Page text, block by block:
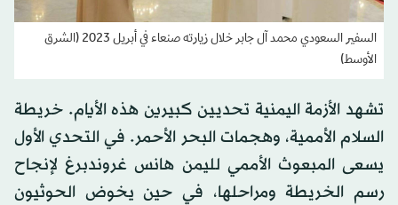
السفير السعودي محمد آل جابر خلال زيارته صنعاء في أبريل 2023 (الشرق
الأوسط)
تشهد الأزمة اليمنية تحديين كبيرين هذه الأيام. خريطة
السلام الأممية، وهجمات البحر الأحمر. في التحدي الأول
يسعى المبعوث الأممي لليمن هانس غروندبرغ لإنجاح
رسم الخريطة ومراحلها، في حين يخوض الحوثيون